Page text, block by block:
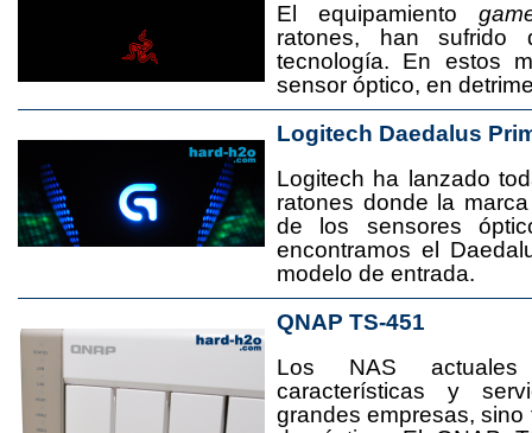
El equipamiento
ratones, han sufrido
tecnología. En estos
sensor óptico, en
Logitech Daedalus
Logitech ha lanzado
ratones donde la
de los sensores
encontramos el
modelo de entrada.
QNAP TS-451
Los NAS
características y
grandes empresas,